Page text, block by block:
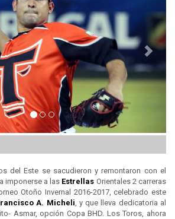
del Este se sacudieron y remontaron con el
imponerse a las Estrellas Orientales 2 carreras
Otoño Invernal 2016-2017, celebrado este
A. Micheli, y que lleva dedicatoria al
Asmar, opción Copa BHD. Los Toros, ahora